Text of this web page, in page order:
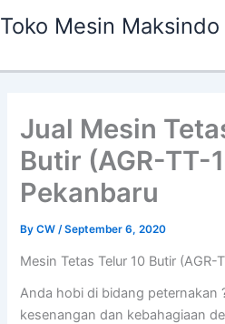
to
Toko Mesin
Jual Mesin
Butir (AGR-TT-
Pekanbaru
ByCW /September 6, 2020
Mesin Tetas Telur 10 Butir (AGR-
Anda hobi di bidang peternakan
kesenangan dan kebahagiaan